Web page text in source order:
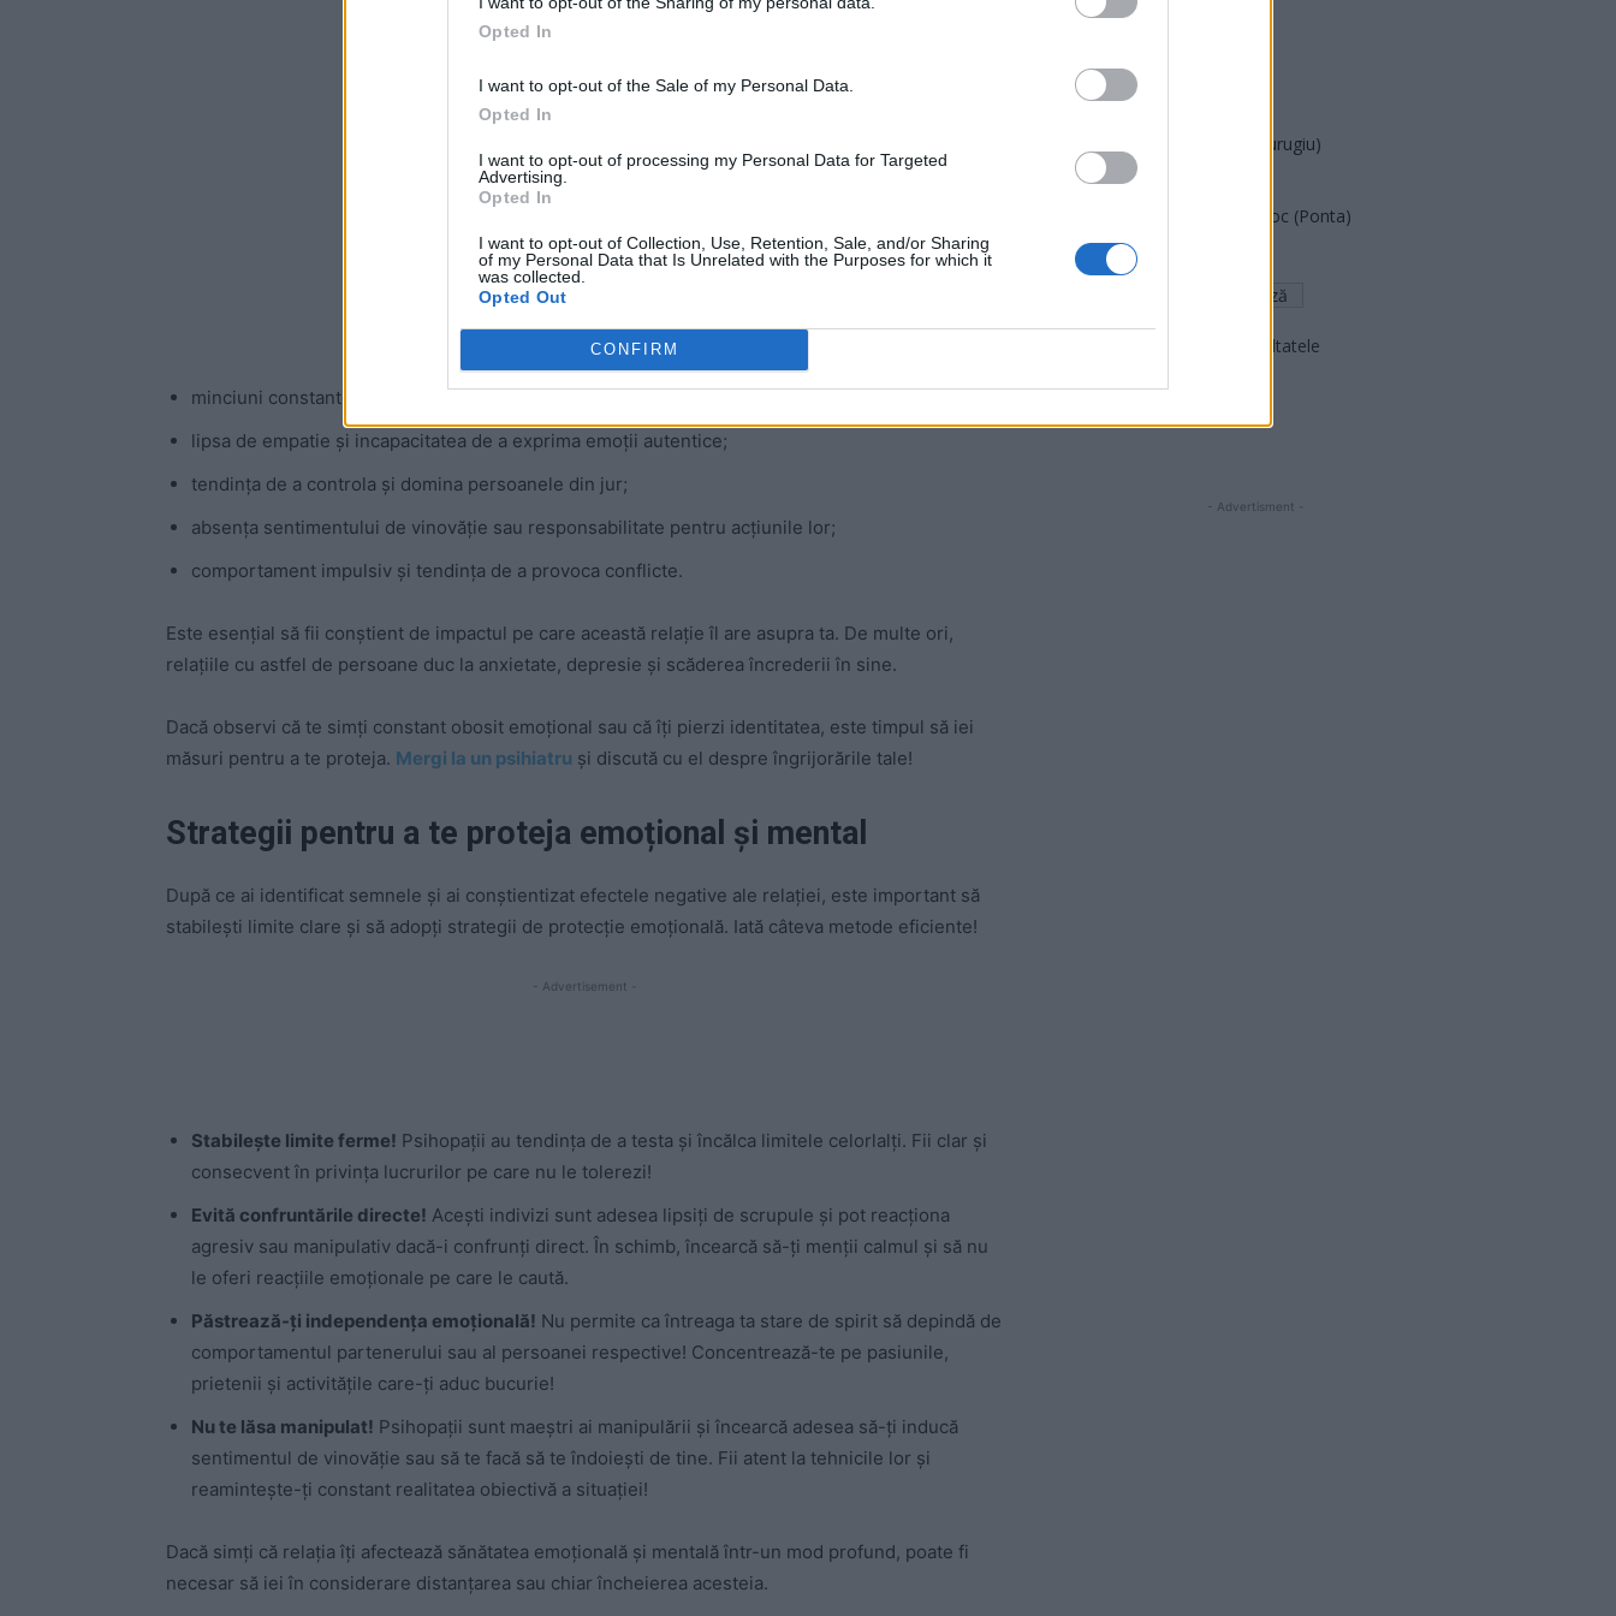
Opted In
I want to opt-out of the Sale of my Personal Data.
Opted In
I want to opt-out of processing my Personal Data for Targeted
Advertising.
Opted In
I want to opt-out of Collection, Use, Retention, Sale, and/or Sharing
of my Personal Data that Is Unrelated with the Purposes for which it
was collected.
Opted Out
CONFIRM
minciuni constante și manipulare;
lipsa de empatie și incapacitatea de a exprima emoții autentice;
tendința de a controla și domina persoanele din jur;
absența sentimentului de vinovăție sau responsabilitate pentru acțiunile lor;
comportament impulsiv și tendința de a provoca conflicte.
Este esențial să fii conștient de impactul pe care această relație îl are asupra ta. De multe ori,
relațiile cu astfel de persoane duc la anxietate, depresie și scăderea încrederii în sine.
Dacă observi că te simți constant obosit emoțional sau că îți pierzi identitatea, este timpul să iei
măsuri pentru a te proteja. Mergi la un psihiatru și discută cu el despre îngrijorările tale!
Strategii pentru a te proteja emoțional și mental
După ce ai identificat semnele și ai conștientizat efectele negative ale relației, este important să
stabilești limite clare și să adopți strategii de protecție emoțională. Iată câteva metode eficiente!
- Advertisement -
Stabilește limite ferme! Psihopații au tendința de a testa și încălca limitele celorlalți. Fii clar și
consecvent în privința lucrurilor pe care nu le tolerezi!
Evită confruntările directe! Acești indivizi sunt adesea lipsiți de scrupule și pot reacționa
agresiv sau manipulativ dacă-i confrunți direct. În schimb, încearcă să-ți menții calmul și să nu
le oferi reacțiile emoționale pe care le caută.
Păstrează-ți independența emoțională! Nu permite ca întreaga ta stare de spirit să depindă de
comportamentul partenerului sau al persoanei respective! Concentrează-te pe pasiunile,
prietenii și activitățile care-ți aduc bucurie!
Nu te lăsa manipulat! Psihopații sunt maeștri ai manipulării și încearcă adesea să-ți inducă
sentimentul de vinovăție sau să te facă să te îndoiești de tine. Fii atent la tehnicile lor și
reamintește-ți constant realitatea obiectivă a situației!
Dacă simți că relația îți afectează sănătatea emoțională și mentală într-un mod profund, poate fi
necesar să iei în considerare distanțarea sau chiar încheierea acesteia.
PNȚCD (Pavelescu)
PNCR (Terheș)
Partidul Patrioților (Surugiu)
FAR (Coarnă)
România pe Primul Loc (Ponta)
Altul
Arată rezultatele
- Advertisment -